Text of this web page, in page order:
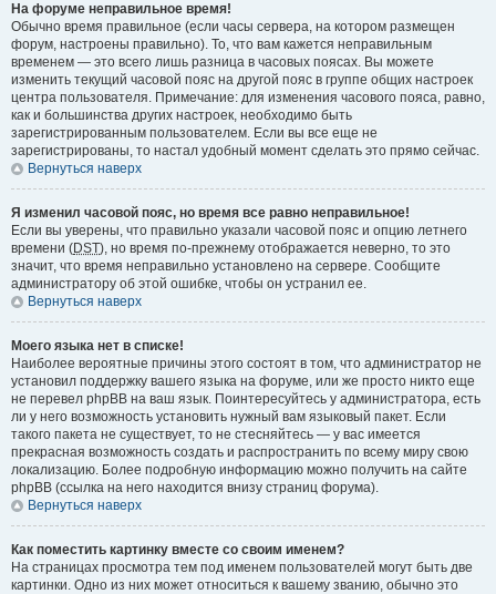
На форуме неправильное время!
Обычно время правильное (если часы сервера, на котором размещен
форум, настроены правильно). То, что вам кажется неправильным
временем — это всего лишь разница в часовых поясах. Вы можете
изменить текущий часовой пояс на другой пояс в группе общих настроек
центра пользователя. Примечание: для изменения часового пояса, равно,
как и большинства других настроек, необходимо быть
зарегистрированным пользователем. Если вы все еще не
зарегистрированы, то настал удобный момент сделать это прямо сейчас.
Вернуться наверх
Я изменил часовой пояс, но время все равно неправильное!
Если вы уверены, что правильно указали часовой пояс и опцию летнего
времени (DST), но время по-прежнему отображается неверно, то это
значит, что время неправильно установлено на сервере. Сообщите
администратору об этой ошибке, чтобы он устранил ее.
Вернуться наверх
Моего языка нет в списке!
Наиболее вероятные причины этого состоят в том, что администратор не
установил поддержку вашего языка на форуме, или же просто никто еще
не перевел phpBB на ваш язык. Поинтересуйтесь у администратора, есть
ли у него возможность установить нужный вам языковый пакет. Если
такого пакета не существует, то не стесняйтесь — у вас имеется
прекрасная возможность создать и распространить по всему миру свою
локализацию. Более подробную информацию можно получить на сайте
phpBB (ссылка на него находится внизу страниц форума).
Вернуться наверх
Как поместить картинку вместе со своим именем?
На страницах просмотра тем под именем пользователей могут быть две
картинки. Одно из них может относиться к вашему званию, обычно это